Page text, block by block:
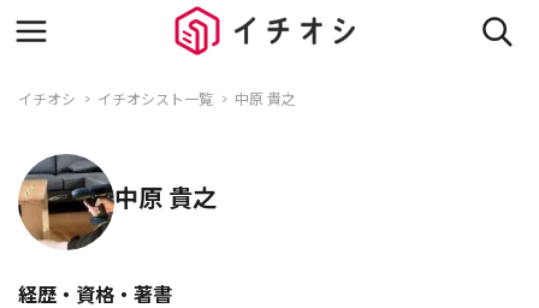
イチオシ イチオシスト一覧 中原 貴之
中原 貴之
経歴・資格・著書